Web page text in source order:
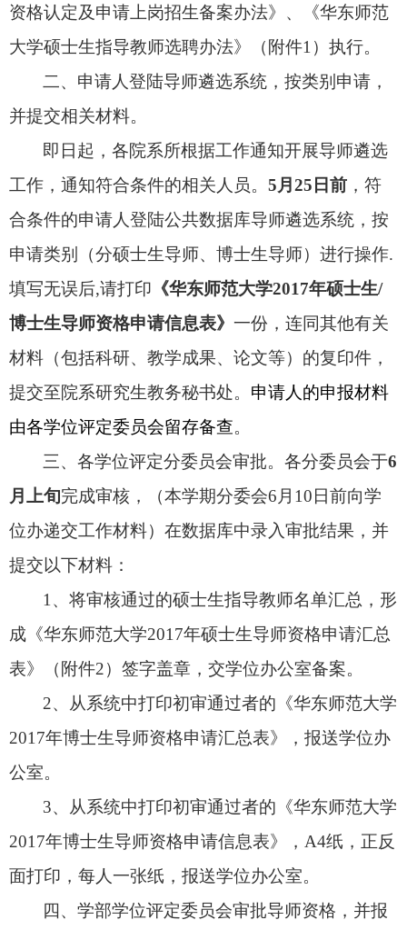
资格认定及申请上岗招生备案办法》、《华东师范
大学硕士生指导教师选聘办法》（附件1 ）执行。
二、申请人登陆导师遴选系统，按类别申请，
并提交相关材料。
即日起，各院系所根据工作通知开展导师遴选
工作，通知符合条件的相关人员。 5月 25 日前 ，符
合条件的申请人登陆公共数据库导师遴选系统，按
申请类别（分硕士生导师、博士生导师）进行操作.
填写无误后,请打印 《华东师范大学2017年硕士生/
博士生导师资格申请信息表》 一份，连同其他有关
材料（包括科研、教学成果、论文等）的复印件，
提交至院系研究生教务秘书处。 申请人的申报材料
由各学位评定委员会留存备查。
三、各学位评定分委员会审批。各分委员会于6
月上旬完成审核，（本学期分委会6 月 10日前向学
位办递交工作材料）在数据库中录入审批结果，并
提交以下材料：
1 、将审核通过的硕士生指导教师名单汇总，形
成《华东师范大学2017年硕士生导师资格申请汇总
表》（附件2）签字盖章，交学位办公室备案。
2、从系统中打印初审通过者的 《华东师范大学
2017年博士生导师资格申请汇总表》，报送学位办
公室。
3、从系统中打印初审通过者的《华东师范大学
2017年博士生导师资格申请信息表》， A4纸，正反
面打印，每人一张纸，报送学位办公室。
四、学部学位评定委员会审批导师资格，并报